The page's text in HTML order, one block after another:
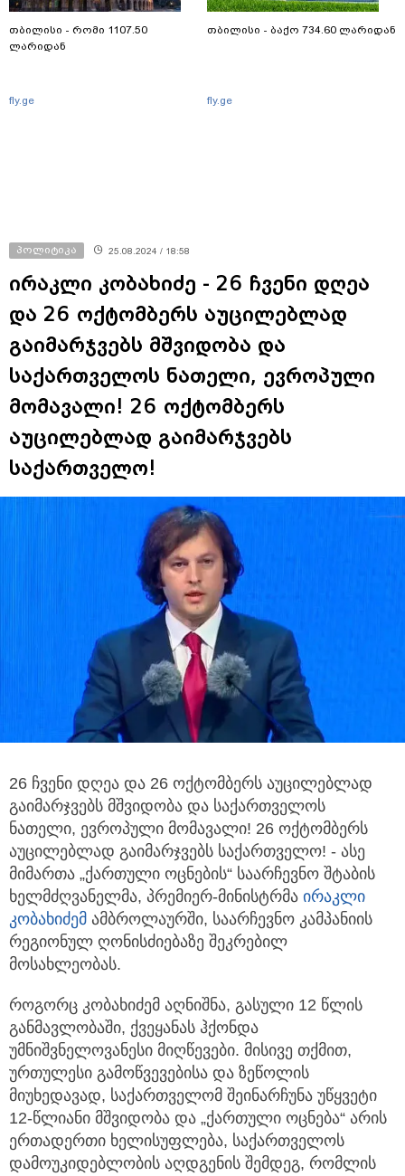
თბილისი - რომი 1107.50
ლარიდან
fly.ge
თბილისი - ბაქო 734.60 ლარიდან
fly.ge
პოლიტიკა 25.08.2024 / 18:58
ირაკლი კობახიძე - 26 ჩვენი დღეა
და 26 ოქტომბერს აუცილებლად
გაიმარჯვებს მშვიდობა და
საქართველოს ნათელი, ევროპული
მომავალი! 26 ოქტომბერს
აუცილებლად გაიმარჯვებს
საქართველო!
26 ჩვენი დღეა და 26 ოქტომბერს აუცილებლად
გაიმარჯვებს მშვიდობა და საქართველოს
ნათელი, ევროპული მომავალი! 26 ოქტომბერს
აუცილებლად გაიმარჯვებს საქართველო! - ასე
მიმართა „ქართული ოცნების“ საარჩევნო შტაბის
ხელმძღვანელმა, პრემიერ-მინისტრმა ირაკლი
კობახიძემ ამბროლაურში, საარჩევნო კამპანიის
რეგიონულ ღონისძიებაზე შეკრებილ
მოსახლეობას.
როგორც კობახიძემ აღნიშნა, გასული 12 წლის
განმავლობაში, ქვეყანას ჰქონდა
უმნიშვნელოვანესი მიღწევები. მისივე თქმით,
ურთულესი გამოწვევებისა და ზეწოლის
მიუხედავად, საქართველომ შეინარჩუნა უწყვეტი
12-წლიანი მშვიდობა და „ქართული ოცნება“ არის
ერთადერთი ხელისუფლება, საქართველოს
დამოუკიდებლობის აღდგენის შემდეგ, რომლის